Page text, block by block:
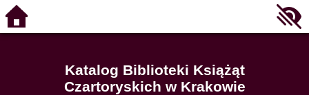
Katalog Biblioteki Książąt
Czartoryskich w Krakowie